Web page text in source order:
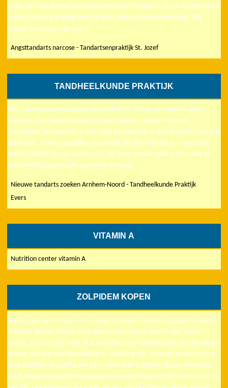
onder narcose diverse behandelingen kunt ondergaan. Onze medewerkers
weten dat u erg angstig kunt zijn voor een tandartsbehandeling. Wij
zorgen daarom graag voor u!
Angsttandarts narcose - Tandartsenpraktijk St. Jozef
TANDHEELKUNDE PRAKTIJK
Wilt u overstappen vanwege een verhuizing of is er een andere reden
waarom u een nieuwe tandarts moet zoeken in Arnhem-Noord?
Overstapen van tandarts is niet altijd gemakkelijk en kan daarom een hoop
tijd kosten. U wilt natuurlijk een praktijk die dicht bij huis is, maar u wilt
wel verzekerd zijn van goede zorg. Op deze manier voelt u zich veilig en
vertrouwd bij degene die uw mond verzorgt.
Nieuwe tandarts zoeken Arnhem-Noord - Tandheelkunde Praktijk
Evers
VITAMIN A
Nutrition center vitamin A
ZOLPIDEM KOPEN
Heeft u wel eens moeite om in slaap te vallen? Dan kan Zolpidem wellicht
uitkomst bieden. Steeds meer mensen hebben er moeite mee om te
slapen, als u op zoek bent naar een effectieve oplossing om door te kunnen
slapen, dan kan een slaapmiddel de oplossing zijn. Daarom geven wij u op
deze uitgebreide pagina alle informatie over Zolpidem die u maar nodig
heeft om een verantwoorde keuze te kunnen maken of dat het wat voor u